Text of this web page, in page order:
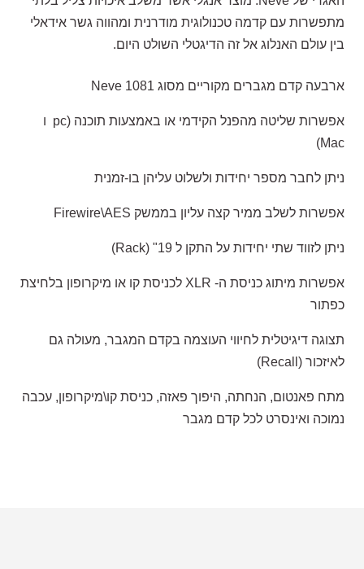
מתפשרות עם קדמה טכנולוגית מודרנית ומהווה גשר אידאלי
בין עולם האנלוג אל זה הדיגטלי השולט היום.
ארבעה קדם מגברים מקוריים מסוג Neve 1081
אפשרות שליטה מהפנל הקידמי או באמצעות תוכנה (pc ו
Mac)
ניתן לחבר מספר יחידות ולשלוט עליהן בו-זמנית
אפשרות לשלב ממיר קצה עליון בממשק Firewire\AES
ניתן לזווד שתי יחידות על התקן ל 19" (Rack)
אפשרות מיתוג כניסת ה- XLR לכניסת קו או מיקרופון בלחיצת
כפתור
תצוגה דיגיטלית לחיווי העוצמה בקדם המגבר, מעולה גם
לאיזכור (Recall)
מתח פאנטום, הנחתה, היפוך פאזה, כניסת קו\מיקרופון, עכבה
נמוכה ואינסרט לכל קדם מגבר